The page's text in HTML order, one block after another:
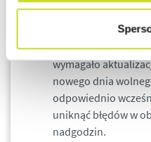
Dostosowanie systemów
Oprogramowanie
wymagało
nowego dnia
odpowiednio
uniknąć błędów w
nadgodzin.